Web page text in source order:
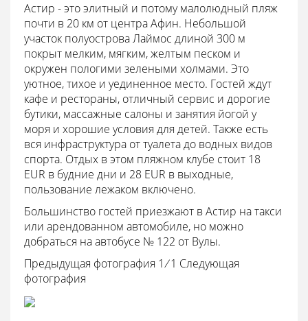
Астир - это элитный и потому малолюдный пляж
почти в 20 км от центра Афин. Небольшой
участок полуострова Лаймос длиной 300 м
покрыт мелким, мягким, желтым песком и
окружен пологими зелеными холмами. Это
уютное, тихое и уединенное место. Гостей ждут
кафе и рестораны, отличный сервис и дорогие
бутики, массажные салоны и занятия йогой у
моря и хорошие условия для детей. Также есть
вся инфраструктура от туалета до водных видов
спорта. Отдых в этом пляжном клубе стоит 18
EUR в будние дни и 28 EUR в выходные,
пользование лежаком включено.
Большинство гостей приезжают в Астир на такси
или арендованном автомобиле, но можно
добраться на автобусе № 122 от Вулы.
Предыдущая фотография 1/1 Следующая
фотография